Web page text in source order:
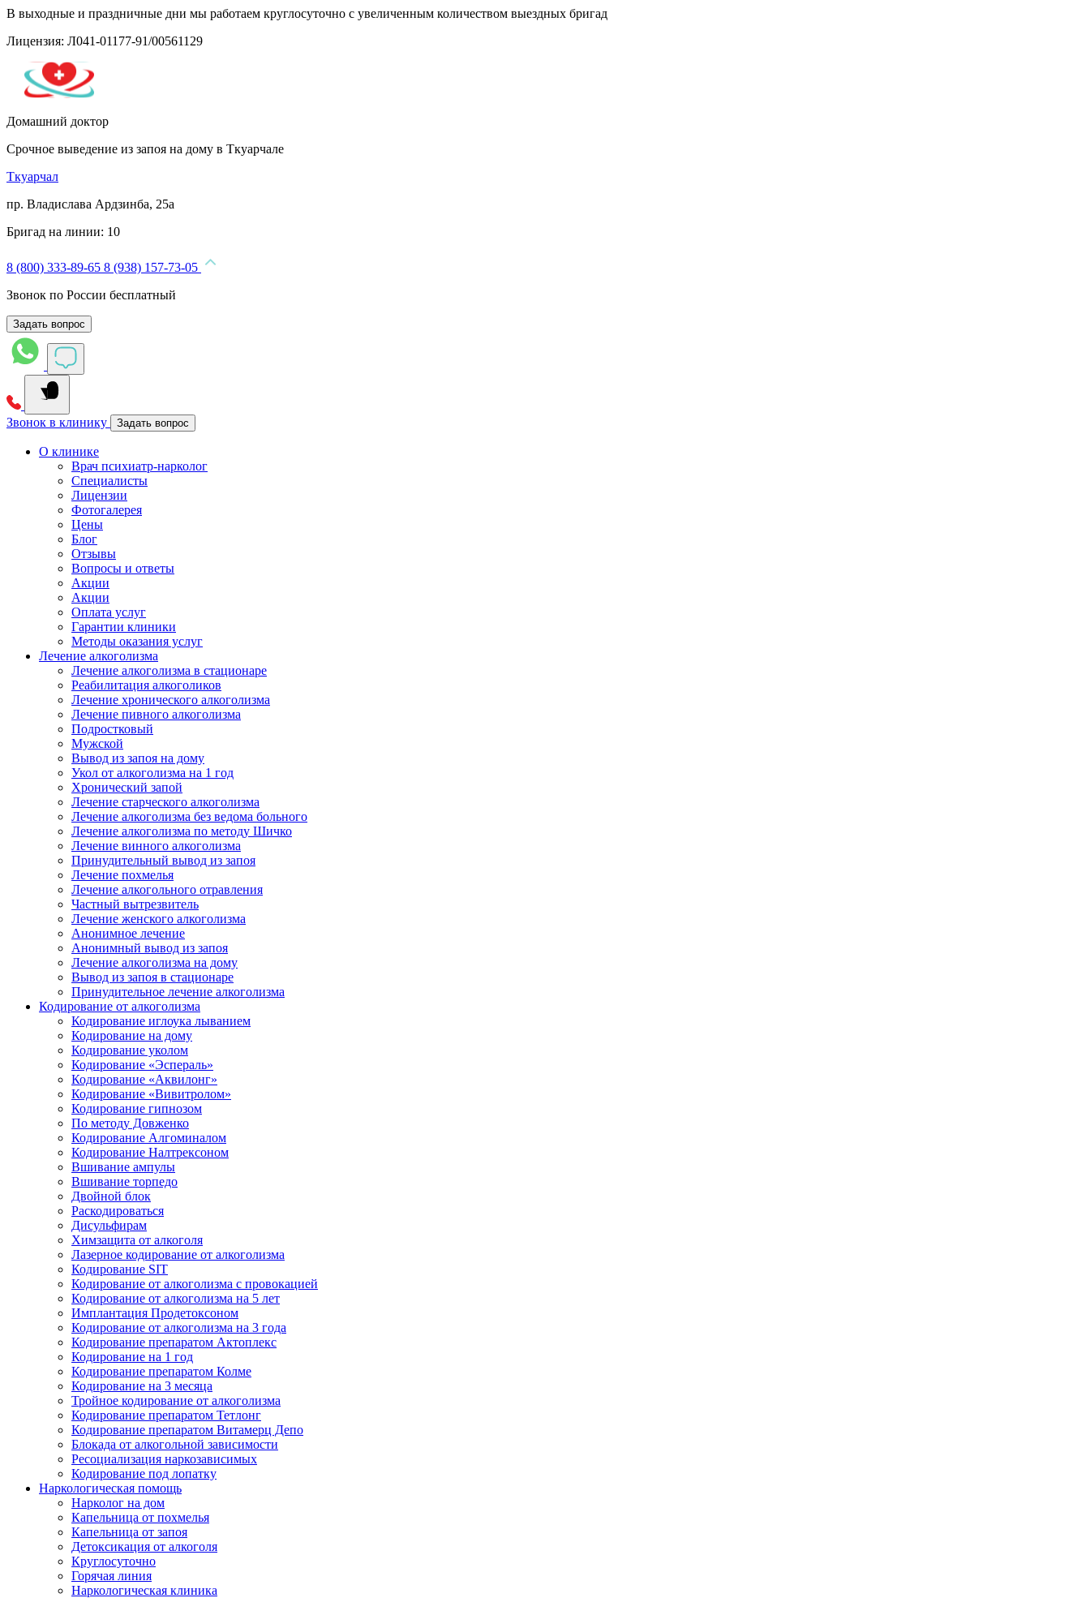
В выходные и праздничные дни мы работаем круглосуточно с увеличенным количеством выездных бригад
Лицензия: Л041-01177-91/00561129
Домашний доктор
Срочное выведение из запоя на дому в Ткуарчале
Ткуарчал
пр. Владислава Ардзинба, 25а
Бригад на линии: 10
8 (800) 333-89-65 8 (938) 157-73-05
Звонок по России бесплатный
Задать вопрос
Звонок в клинику Задать вопрос
О клинике
Врач психиатр-нарколог
Специалисты
Лицензии
Фотогалерея
Цены
Блог
Отзывы
Вопросы и ответы
Акции
Акции
Оплата услуг
Гарантии клиники
Методы оказания услуг
Лечение алкоголизма
Лечение алкоголизма в стационаре
Реабилитация алкоголиков
Лечение хронического алкоголизма
Лечение пивного алкоголизма
Подростковый
Мужской
Вывод из запоя на дому
Укол от алкоголизма на 1 год
Хронический запой
Лечение старческого алкоголизма
Лечение алкоголизма без ведома больного
Лечение алкоголизма по методу Шичко
Лечение винного алкоголизма
Принудительный вывод из запоя
Лечение похмелья
Лечение алкогольного отравления
Частный вытрезвитель
Лечение женского алкоголизма
Анонимное лечение
Анонимный вывод из запоя
Лечение алкоголизма на дому
Вывод из запоя в стационаре
Принудительное лечение алкоголизма
Кодирование от алкоголизма
Кодирование иглоука лыванием
Кодирование на дому
Кодирование уколом
Кодирование «Эспераль»
Кодирование «Аквилонг»
Кодирование «Вивитролом»
Кодирование гипнозом
По методу Довженко
Кодирование Алгоминалом
Кодирование Налтрексоном
Вшивание ампулы
Вшивание торпедо
Двойной блок
Раскодироваться
Дисульфирам
Химзащита от алкоголя
Лазерное кодирование от алкоголизма
Кодирование SIT
Кодирование от алкоголизма с провокацией
Кодирование от алкоголизма на 5 лет
Имплантация Продетоксоном
Кодирование от алкоголизма на 3 года
Кодирование препаратом Актоплекс
Кодирование на 1 год
Кодирование препаратом Колме
Кодирование на 3 месяца
Тройное кодирование от алкоголизма
Кодирование препаратом Тетлонг
Кодирование препаратом Витамерц Депо
Блокада от алкогольной зависимости
Ресоциализация наркозависимых
Кодирование под лопатку
Наркологическая помощь
Нарколог на дом
Капельница от похмелья
Капельница от запоя
Детоксикация от алкоголя
Круглосуточно
Горячая линия
Наркологическая клиника